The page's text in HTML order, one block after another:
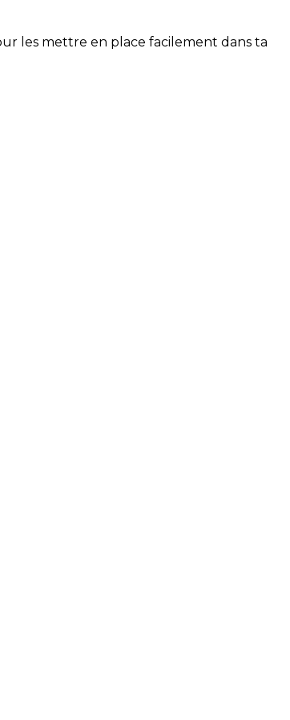
les mettre en place facilement dans ta